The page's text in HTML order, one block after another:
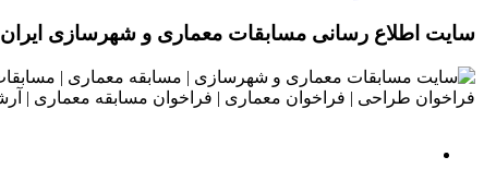
سایت اطلاع رسانی مسابقات معماری و شهرسازی ایران